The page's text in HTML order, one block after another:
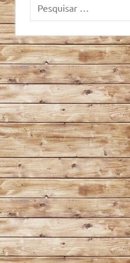
por: